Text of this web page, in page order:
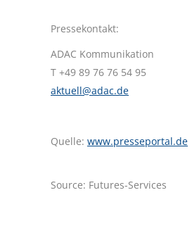
Pressekontakt:
ADAC Kommunikation
T +49 89 76 76 54 95
aktuell@adac.de
Quelle: www.presseportal.de
Source: Futures-Services